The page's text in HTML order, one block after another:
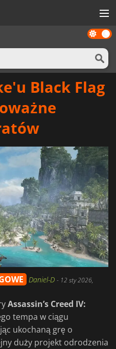
Dark
mode
Black Flag
Daniel-D - 12 sty 2026,
Assassin’s Creed IV:
tempa w ciągu
ukochaną grę o
duży projekt odrodzenia